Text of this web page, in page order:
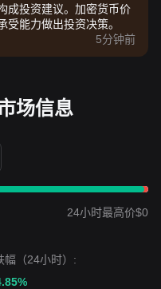
成投资建议。加密货币价
能力做出投资决策。
5分钟前
场信息
24小时最高价$0
幅（24小时）: